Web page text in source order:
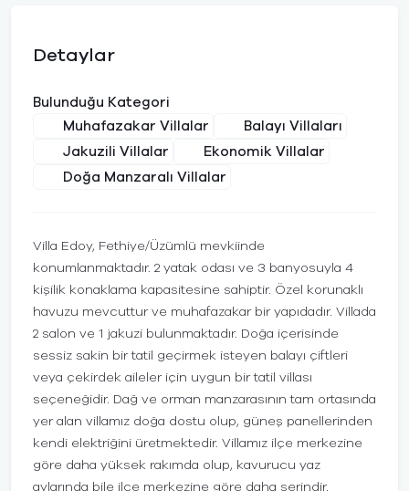
Detaylar
Bulunduğu Kategori
Muhafazakar Villalar
Balayı Villaları
Jakuzili Villalar
Ekonomik Villalar
Doğa Manzaralı Villalar
Villa Edoy, Fethiye/Üzümlü mevkiinde
konumlanmaktadır. 2 yatak odası ve 3 banyosuyla 4
kişilik konaklama kapasitesine sahiptir. Özel korunaklı
havuzu mevcuttur ve muhafazakar bir yapıdadır. Villada
2 salon ve 1 jakuzi bulunmaktadır. Doğa içerisinde
sessiz sakin bir tatil geçirmek isteyen balayı çiftleri
veya çekirdek aileler için uygun bir tatil villası
seçeneğidir. Dağ ve orman manzarasının tam ortasında
yer alan villamız doğa dostu olup, güneş panellerinden
kendi elektriğini üretmektedir. Villamız ilçe merkezine
göre daha yüksek rakımda olup, kavurucu yaz
aylarında bile ilçe merkezine göre daha serindir.